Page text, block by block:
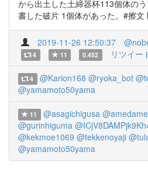
から出土した土締器杯113個体の
書した破片 1個体があった。#擦
2019-11-26 12:50:37
4 11 0.452 リツイー
4 @Karion168 @ryoka_bot
@yamamoto50yama
11 @asagichigusa
@gurinhiguma
@kekmoe1069 @tekkenoyaji
@yamamoto50yama